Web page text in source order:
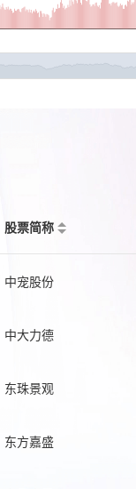
股票简称
中宠股份
中大力德
东珠景观
东方嘉盛